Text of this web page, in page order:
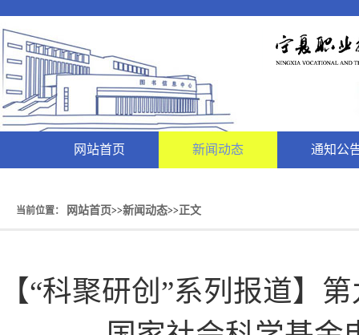
网站首页 新闻动态 通知公
当前位置： 网站首页>>新闻动态>>正文
【“科聚研创”系列报道】